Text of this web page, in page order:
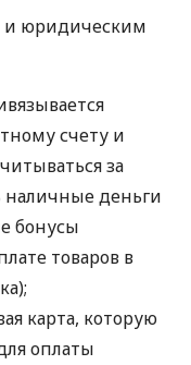
и юридическим
счету и
за
наличные деньги
бонусы
товаров в
карта, которую
оплаты